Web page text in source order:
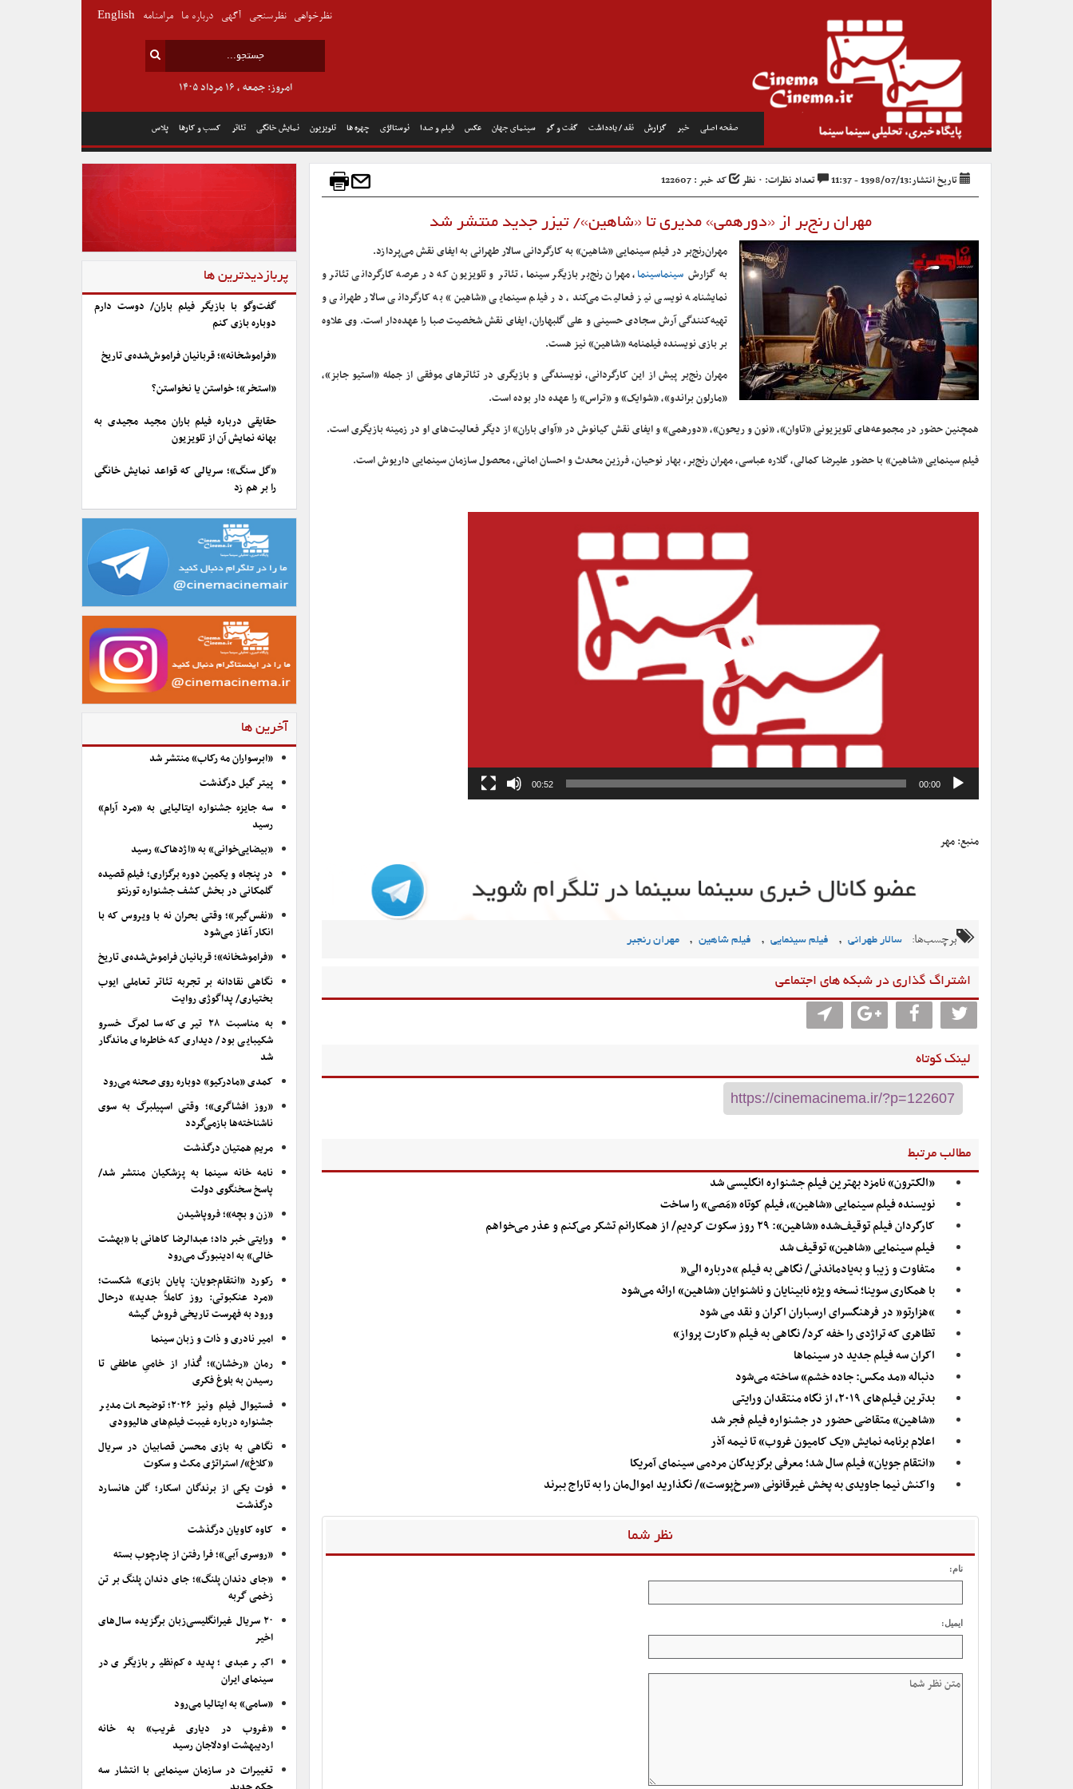
صفحه اصلی خبر گزارش نقد / یادداشت گفت و گو سینمای جهان عکس فیلم و صدا نوستالژی چهره ها تلویزیون نمایش خانگی تئاتر کسب و کارها پلاس
امروز: جمعه , ۱۶ مرداد ۱۴۰۵
نظرخواهی نظرسنجی آگهی درباره ما مرامنامه English
تاریخ انتشار:1398/07/13 - 11:37 تعداد نظرات: ۰ نظر کد خبر : 122607
مهران رنج‌بر از «دورهمی» مدیری تا «شاهین»/ تیزر جدید منتشر شد
مهران‌رنج‌بر در فیلم سینمایی «شاهین» به کارگردانی سالار طهرانی به ایفای نقش می‌پردازد.
به گزارش سینماسینما، ‌مهران رنج‌بر بازیگر سینما، تئاتر و تلویزیون که در عرصه کارگردانی تئاتر و
نمایشنامه نویسی نیز فعالیت می‌کند، در فیلم سینمایی «شاهین» به کارگردانی سالار طهرانی و
تهیه‌کنندگی آرش سجادی حسینی و علی گلبهاران، ایفای نقش شخصیت صبا را عهده‌دار است. وی علاوه
بر بازی نویسنده فیلمنامه «شاهین» نیز هست.
مهران رنج‌بر پیش از این کارگردانی، نویسندگی و بازیگری در تئاترهای موفقی از جمله «استیو جابز»،
«مارلون براندو»، «شوایک» و «تراس» را عهده دار بوده است.
همچنین حضور در مجموعه‌های تلویزیونی «تاوان»، «نون و ریحون»، «دورهمی» و ایفای نقش کیانوش در «آوای باران» از دیگر فعالیت‌های او در زمینه بازیگری است.
فیلم سینمایی «شاهین» با حضور علیرضا کمالی، گلاره عباسی، مهران رنج‌بر، بهار نوحیان، فرزین محدث و احسان امانی، محصول سازمان سینمایی داریوش است.
00:00
00:52
منبع: مهر
برچسب‌ها: سالار طهرانی , فیلم سینمایی , فیلم شاهین , مهران رنجبر
اشتراگ گذاری در شبکه های اجتماعی
لینک کوتاه
مطالب مرتبط
«الکترون» نامزد بهترین فیلم جشنواره انگلیسی شد
نویسنده فیلم سینمایی «شاهین»، فیلم کوتاه «مَصی» را ساخت
کارگردان فیلم توقیف‌شده «شاهین»: ۲۹ روز سکوت کردیم/ از همکارانم تشکر می‌کنم و عذر می‌خواهم
فیلم سینمایی «شاهین» توقیف شد
متفاوت و زیبا و به‌یادماندنی/ نگاهی به فیلم “درباره الی”
با همکاری سوینا؛ نسخه ویژه نابینایان و ناشنوایان «شاهین» ارائه می‌شود
“هزارتو” در فرهنگسرای ارسباران اکران و نقد می شود
تظاهری که تراژدی را خفه کرد/ نگاهی به فیلم «کارت پرواز»
اکران سه فیلم جدید در سینماها
دنباله «مد مکس: جاده خشم» ساخته می‌شود
بدترین فیلم‌های ۲۰۱۹، از نگاه منتقدان ورایتی
«شاهین» متقاضی حضور در جشنواره فیلم فجر شد
اعلام برنامه نمایش «یک کامیون غروب» تا نیمه آذر
«انتقام جویان» فیلم سال شد؛ معرفی برگزیدگان مردمی سینمای آمریکا
واکنش نیما جاویدی به پخش غیرقانونی «سرخ‌پوست»/ نگذارید اموال‌مان را به تاراج ببرند
نظر شما
نام:
ایمیل:
پربازدیدترین ها
گفت‌وگو با بازیگر فیلم باران/ دوست دارم
دوباره بازی کنم
«فراموشخانه»؛ قربانیان فراموش‌شده‌ی تاریخ
«استخر»؛ خواستن یا نخواستن؟
حقایقی درباره فیلم باران مجید مجیدی به
بهانه نمایش آن از تلویزیون
«گل سنگ»؛ سریالی که قواعد نمایش خانگی
را بر هم زد
آخرین ها
«ابرسواران مه رکاب» منتشر شد
پیتر گیل درگذشت
سه جایزه جشنواره ایتالیایی به «مرد آرام»
رسید
«بیضایی‌خوانی» به «اژدهاک» رسید
در پنجاه و یکمین دوره برگزاری؛ فیلم قصیده
گلمکانی در بخش کشف جشنواره تورنتو
«نفس‌گیر»؛ وقتی بحران نه با ویروس که با
انکار آغاز می‌شود
«فراموشخانه»؛ قربانیان فراموش‌شده‌ی تاریخ
نگاهی نقادانه بر تجربه تئاتر تعاملی ایوب
بختیاری/ پداگوژی روایت
به مناسبت ۲۸ تیری که سالمرگ خسرو
شکیبایی بود/ دیداری که خاطره‌ای ماندگار
شد
کمدی «مادرکیو» دوباره روی صحنه می‌رود
«روز افشاگری»؛ وقتی اسپیلبرگ به سوی
ناشناخته‌ها بازمی‌گردد
مریم همتیان درگذشت
نامه خانه سینما به پزشکیان منتشر شد/
پاسخ سخنگوی دولت
«زن و بچه»؛ فروپاشیدن
ورایتی خبر داد؛ عبدالرضا کاهانی با «بهشت
خالی» به ادینبورگ می‌رود
رکورد «انتقام‌جویان: پایان بازی» شکست؛
«مرد عنکبوتی: روز کاملاً جدید» درحال
ورود به فهرست تاریخی فروش گیشه
امیر نادری و ذات و زبان سینما
رمان «رخشان»؛ گُذار از خامیِ عاطفی تا
رسیدن به بلوغ فکری
فستیوال فیلم ونیز ۲۰۲۶؛ توضیحات مدیر
جشنواره درباره غیبت فیلم‌های هالیوودی
نگاهی به بازی محسن قصابیان در سریال
«کلاغ»/ استراتژی مکث و سکوت
فوت یکی از برندگان اسکار؛ گلن هانسارد
درگذشت
کاوه کاویان درگذشت
«روسری آبی»؛ فرا رفتن از چارچوب بسته
«جای دندان پلنگ»؛ جای دندان پلنگ بر تن
زخمی گربه
۲۰ سریال غیرانگلیسی‌زبان برگزیده سال‌های
اخیر
اکبر عبدی؛ پدیده کم‌نظیر بازیگری در
سینمای ایران
«سامی» به ایتالیا می‌رود
«غروب در دیاری غریب» به خانه
اردیبهشت اودلاجان رسید
تغییرات در سازمان سینمایی با انتشار سه